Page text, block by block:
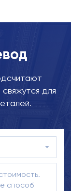
для